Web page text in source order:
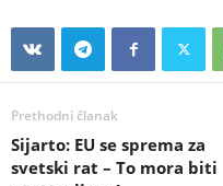
Prethodni članak
Sijarto: EU se sprema za
svetski rat – To mora biti